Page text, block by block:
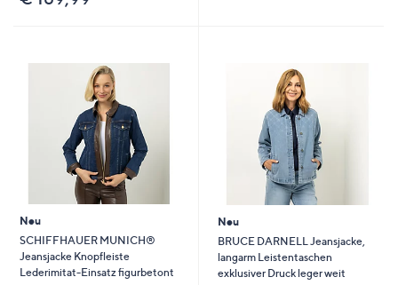
Neu
SCHIFFHAUER MUNICH®
Jeansjacke Knopfleiste
Lederimitat-Einsatz figurbetont
Neu
BRUCE DARNELL Jeansjacke,
langarm Leistentaschen
exklusiver Druck leger weit